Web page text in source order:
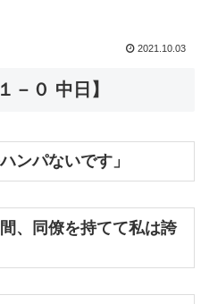
2021.10.03
－０ 中日】
ンパないです」
、同僚を持てて私は誇